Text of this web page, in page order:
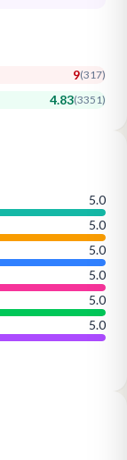
9(317)
4.83(3351)
5.0
5.0
5.0
5.0
5.0
5.0